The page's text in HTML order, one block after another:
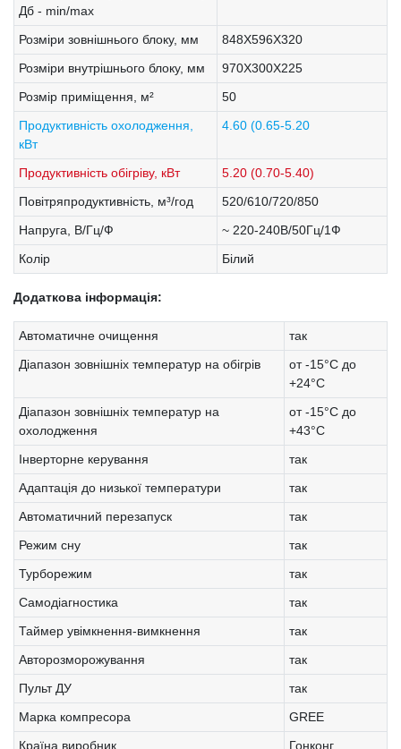
Дб - min/max
Розміри зовнішнього блоку, мм
848X596X320
Розміри внутрішнього блоку, мм
970X300X225
Розмір приміщення, м²
50
Продуктивність охолодження,
кВт
4.60 (0.65-5.20
Продуктивність обігріву, кВт
5.20 (0.70-5.40)
Повітряпродуктивність, м³/год
520/610/720/850
Напруга, В/Гц/Ф
~ 220-240В/50Гц/1Ф
Колір
Білий
Додаткова інформація:
Автоматичне очищення
так
Діапазон зовнішніх температур на обігрів
от -15°C до
+24°C
Діапазон зовнішніх температур на
охолодження
от -15°C до
+43°C
Інверторне керування
так
Адаптація до низької температури
так
Автоматичний перезапуск
так
Режим сну
так
Турборежим
так
Самодіагностика
так
Таймер увімкнення-вимкнення
так
Авторозморожування
так
Пульт ДУ
так
Марка компресора
GREE
Країна виробник
Гонконг